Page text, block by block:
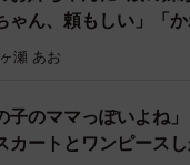
ゃん、頼もしい」「
瀬 あお
子のママっぽいよ
カートとワンピース